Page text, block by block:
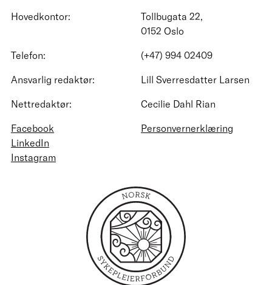
Hovedkontor:
Tollbugata 22,
0152 Oslo
Telefon:
(+47) 994 02409
Ansvarlig redaktør:
Lill Sverresdatter Larsen
Nettredaktør:
Cecilie Dahl Rian
Facebook
LinkedIn
Instagram
Personvernerklæring